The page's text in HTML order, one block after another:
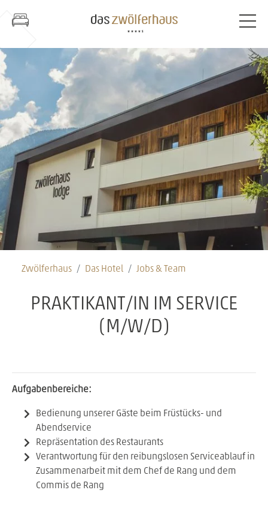
Zwölferhaus Das Hotel Jobs & Team
PRAKTIKANT/IN IM SERVICE
(M/W/D)
Aufgabenbereiche:
Bedienung unserer Gäste beim Früstücks- und
Abendservice
Repräsentation des Restaurants
Verantwortung für den reibungslosen Serviceablauf in
Zusammenarbeit mit dem Chef de Rang und dem
Commis de Rang